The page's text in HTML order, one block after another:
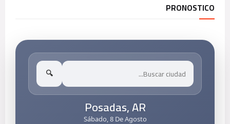
PRONOSTICO
🔍
Posadas, AR
Sábado, 8 De Agosto